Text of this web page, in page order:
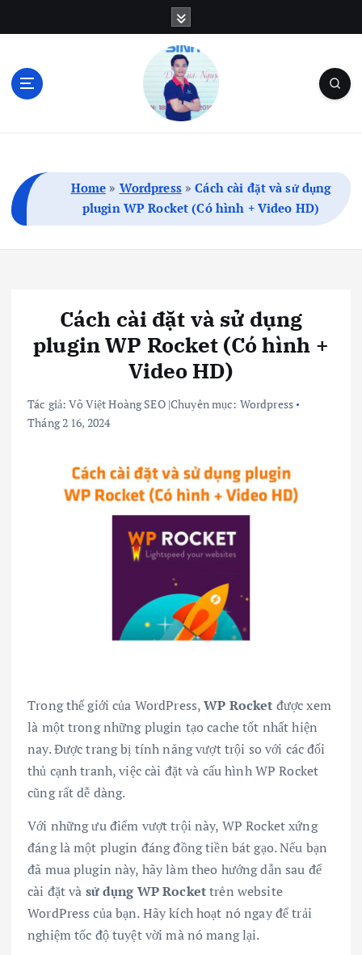
Home » Wordpress»Cách cài đặt và sử dụng
plugin WP Rocket (Có hình + Video HD)
Cách cài đặt và sử dụng
plugin WP Rocket (Có hình +
Video HD)
Tác giả:Võ Việt Hoàng SEO|Chuyên mục: Wordpress
Tháng 2 16, 2024
Trong thế giới của WordPress,WP Rocket được xem
là một trong những plugin tạo cache tốt nhất hiện
nay. Được trang bị tính năng vượt trội so với các đối
thủ cạnh tranh, việc cài đặt và cấu hình WP Rocket
cũng rất dễ dàng.
Với những ưu điểm vượt trội này, WP Rocket xứng
đáng là một plugin đáng đồng tiền bát gạo. Nếu bạn
đã mua plugin này, hãy làm theo hướng dẫn sau để
cài đặt và sử dụng WP Rockettrên website
WordPress của bạn. Hãy kích hoạt nó ngay để trải
nghiệm tốc độ tuyệt vời mà nó mang lại.